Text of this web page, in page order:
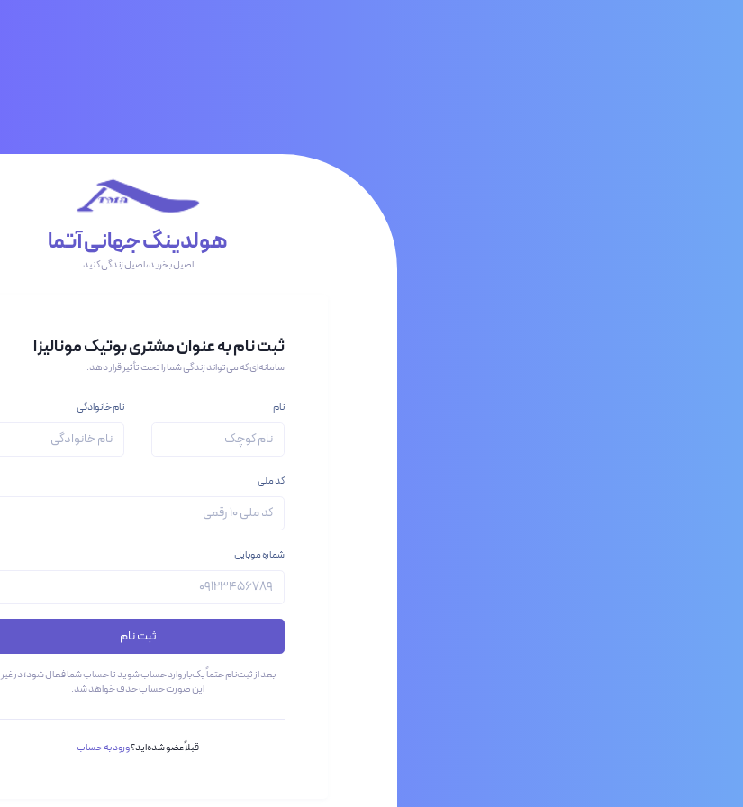
هولدینگ جهانی آتما
اصیل بخرید، اصیل زندگی کنید
ثبت نام به عنوان مشتری بوتیک مونالیزا
سامانه‌ای که می‌تواند زندگی شما را تحت تأثیر قرار دهد.
نام نام خانوادگی
کد ملی
شماره موبایل
ثبت نام
بعد از ثبت‌نام حتماً یک‌بار وارد حساب شوید تا حساب شما فعال شود؛ در غیر
این صورت حساب حذف خواهد شد.
قبلاً عضو شده‌اید؟ورود به حساب